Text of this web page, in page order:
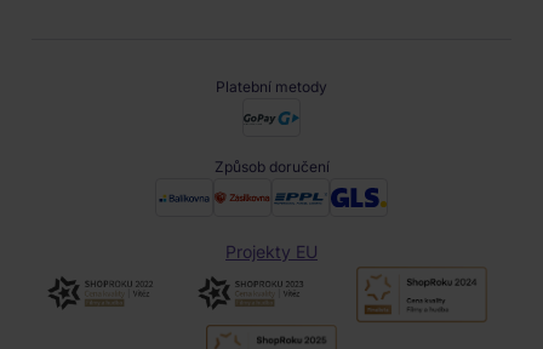
Platební metody
Způsob doručení
Projekty EU